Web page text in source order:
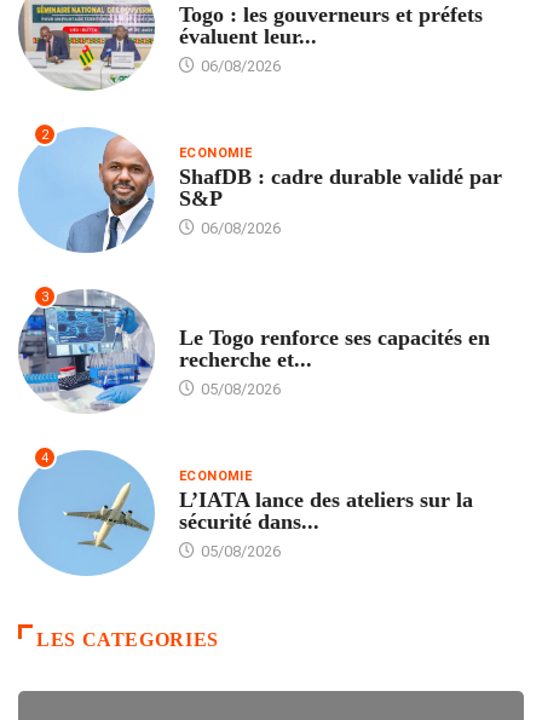
Togo : les gouverneurs et préfets
évaluent leur...
06/08/2026
2
ECONOMIE
ShafDB : cadre durable validé par
S&P
06/08/2026
3
Le Togo renforce ses capacités en
recherche et...
05/08/2026
4
ECONOMIE
L’IATA lance des ateliers sur la
sécurité dans...
05/08/2026
LES CATEGORIES